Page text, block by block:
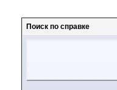
Поиск по справке